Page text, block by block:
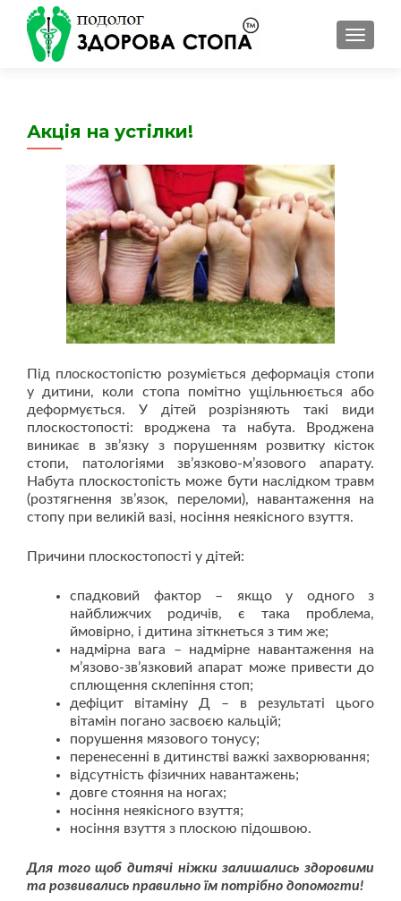
Акція на устілки!
Під плоскостопістю розуміється деформація стопи
у дитини, коли стопа помітно ущільнюється або
деформується. У дітей розрізняють такі види
плоскостопості: вроджена та набута. Вроджена
виникає в зв’язку з порушенням розвитку кісток
стопи, патологіями зв’язково-м’язового апарату.
Набута плоскостопість може бути наслідком травм
(розтягнення зв’язок, переломи), навантаження на
стопу при великій вазі, носіння неякісного взуття.
Причини плоскостопості у дітей:
спадковий фактор – якщо у одного з
найближчих родичів, є така проблема,
ймовірно, і дитина зіткнеться з тим же;
надмірна вага – надмірне навантаження на
м’язово-зв’язковий апарат може привести до
сплющення склепіння стоп;
дефіцит вітаміну Д – в результаті цього
вітамін погано засвоєю кальцій;
порушення мязового тонусу;
перенесенні в дитинстві важкі захворювання;
відсутність фізичних навантажень;
довге стояння на ногах;
носіння неякісного взуття;
носіння взуття з плоскою підошвою.
Для того щоб дитячі ніжки залишались здоровими
та розвивались правильно їм потрібно допомогти!